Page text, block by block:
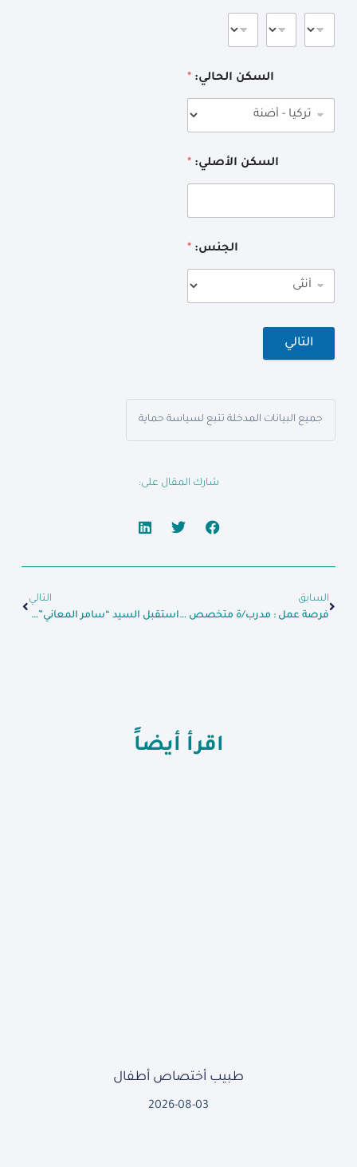
السكن الحالي: *
السكن الأصلي: *
الجنس: *
التالي
جميع البيانات المدخلة تتبع لسياسة حماية
شارك المقال على:
السابق
فرصة عمل : مدرب/ة متخصص في الصحة الإنجابية
التالي
استقبل السيد “سامر المعاني” المدير التنفيذي بالإنابة الأمين العام لاتحاد رعاية الأيتام ” الشيخ صلاح الجار الله” و مدير منظمة عطاء السيد “خالد العيسى”
اقرأ أيضاً
طبيب أختصاص أطفال
2026-08-03